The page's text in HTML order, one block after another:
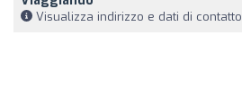
Visualizza indirizzo e dati di contatto